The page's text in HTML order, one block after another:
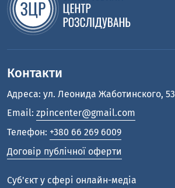
Контакти
Адреса: ул. Леонида Жаботинского, 53
Email: zpincenter@gmail.com
Телефон: +380 66 269 6009
Договір публічної оферти
Cуб'єкт у сфері онлайн-медіа